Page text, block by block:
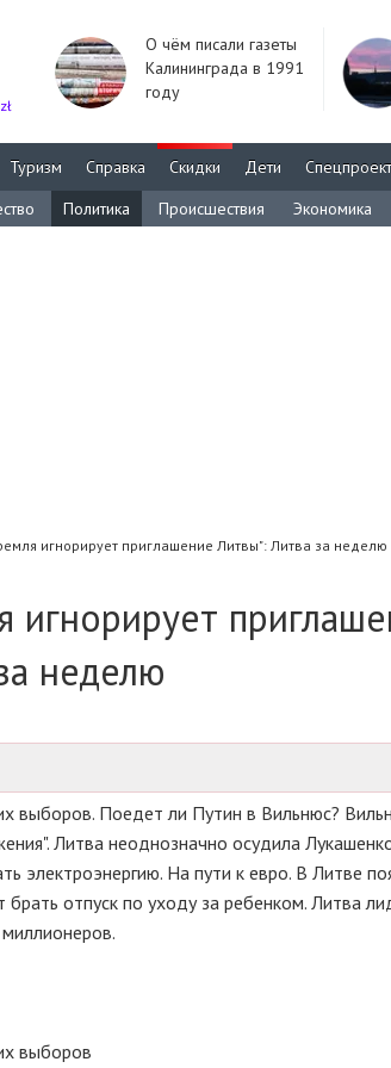
О чём писали газеты
Калининграда в 1991
году
Туризм Справка Скидки Дети
Политика Происшествия Экономика
игнорирует приглашение Литвы": Литва за неделю
неделю
выборов. Поедет ли Путин в Вильнюс?
Литва неоднозначно осудила
электроэнергию. На пути к евро. В Литве
отпуск по уходу за ребенком. Литва
выборов